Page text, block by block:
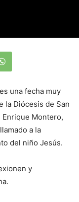
una fecha muy
la Diócesis de San
Enrique Montero,
a la
del niño Jesús.
y